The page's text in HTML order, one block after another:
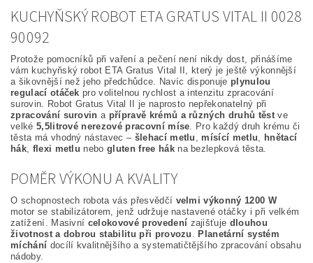
KUCHYŇSKÝ ROBOT ETA GRATUS VITAL II 0028
90092
Protože pomocníků při vaření a pečení není nikdy dost, přinášíme
vám kuchyňský robot ETA Gratus Vital II, který je ještě výkonnější
a šikovnější než jeho předchůdce. Navíc disponuje plynulou
regulací otáček pro volitelnou rychlost a intenzitu zpracování
surovin. Robot Gratus Vital II je naprosto nepřekonatelný při
zpracování surovin a přípravě krémů a různých druhů těstve
velké 5,5litrové nerezové pracovní míse. Pro každý druh krému či
těsta má vhodný nástavec – šlehací metlu , mísící metlu, hnětací
hák, flexi metlu nebogluten free hákna bezlepková těsta.
POMĚR VÝKONU A KVALITY
O schopnostech robota vás přesvědčí velmi výkonný 1200 W
motor se stabilizátorem, jenž udržuje nastavené otáčky i při velkém
zatížení. Masivní celokovové provedení zajišťuje dlouhou
životnost a dobrou stabilitu při provozu . Planetární systém
míchání docílí kvalitnějšího a systematičtějšího zpracování obsahu
nádoby.